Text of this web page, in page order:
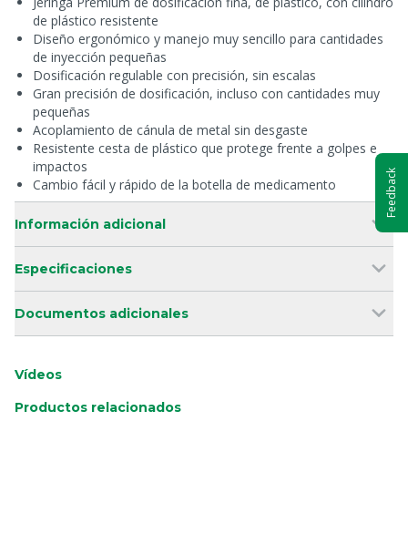
de plástico resistente
Diseño ergonómico y manejo muy sencillo para cantidades
de inyección pequeñas
Dosificación regulable con precisión, sin escalas
Gran precisión de dosificación, incluso con cantidades muy
pequeñas
Acoplamiento de cánula de metal sin desgaste
Resistente cesta de plástico que protege frente a golpes e
impactos
Cambio fácil y rápido de la botella de medicamento
Información adicional
Especificaciones
Documentos adicionales
Vídeos
Productos relacionados
Feedback